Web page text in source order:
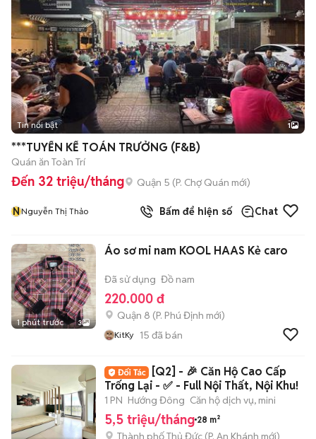
Tin nổi bật 1
***TUYỂN KẾ TOÁN TRƯỞNG (F&B)
Quán ăn Toàn Trí
Đến 32 triệu/tháng Quận 5 (P. Chợ Quán mới)
NNguyễn Thị Thảo Bấm để hiện số Chat
1 phút trước 3
Áo sơ mi nam KOOL HAAS Kẻ caro
Đã sử dụng Đồ nam
220.000 đ
Quận 8 (P. Phú Định mới)
KitKy 15 đã bán
[Q2] - 🎉 Căn Hộ Cao Cấp
Trống Lại - ✅ - Full Nội Thất, Nội Khu!
1 PN Hướng Đông Căn hộ dịch vụ, mini
5,5 triệu/tháng 28 m²
Thành phố Thủ Đức (P. An Khánh mới)